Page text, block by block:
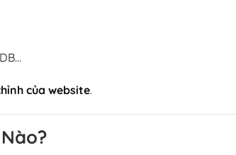
của website.